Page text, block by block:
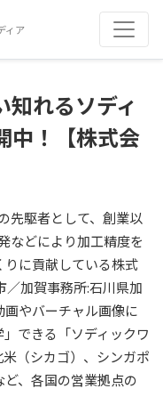
ィア
知れるソディ
中！【株式会
先駆者として、創業以
などにより加工精度を
に貢献している株式
／加賀事務所:石川県加
やバーチャル画像に
できる「ソディックワ
（シカゴ）、シンガポ
、各国の営業拠点の